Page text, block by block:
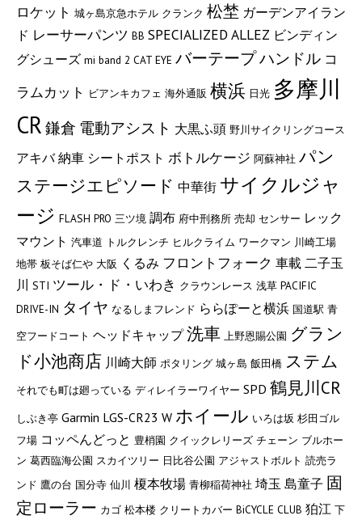
ロケット 城ヶ島京急ホテル クランク 松埜 ガーデンアイラン
ド レーサーパンツ BB SPECIALIZED ALLEZ ビンディン
グシューズ mi band 2 CAT EYE バーテープハンドル コ
ラムカット ビアンキカフェ 海外通販 横浜 日光 多摩川
CR 鎌倉 電動アシスト 大黒ふ頭 野川サイクリングコース
アキバ 納車 シートポスト ボトルケージ 阿蘇神社 パン
ステージエピソード 中華街 サイクルジャ
ージ FLASH PRO 三ツ境 調布 府中刑務所 売却 センサー レック
マウント 汽車道 トルクレンチ ヒルクライム ワークマン 川崎工場
地帯 板そば仁や 大阪 くるみ フロントフォーク 車載 二子玉
川 STI ツール・ド・いわき クラウンレース 浅草 PACIFIC
DRIVE-IN タイヤ なるしまフレンド ららぽーと横浜 国道駅 青
空フードコート ヘッドキャップ 洗車 上野恩賜公園 グラン
ド小池商店 川崎大師 ポタリング 城ヶ島 飯田橋 ステム
それでも町は廻っている ディレイラーワイヤー SPD 鶴見川CR
しぶき亭 Garmin LGS-CR23 W ホイール いろは坂 杉田ゴル
フ場 コッペんどっと 豊梢園 クイックレリーズ チェーン ブルホー
ン 葛西臨海公園 スカイツリー 日比谷公園 アジャストボルト 読売ラ
ンド 鷹の台 国分寺 仙川 榎本牧場 青柳稲荷神社 埼玉 島童子 固
定ローラー カゴ 松本楼 クリートカバー BiCYCLE CLUB 狛江 下